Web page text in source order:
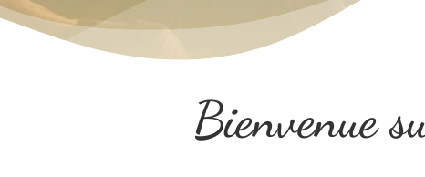
Bienvenue